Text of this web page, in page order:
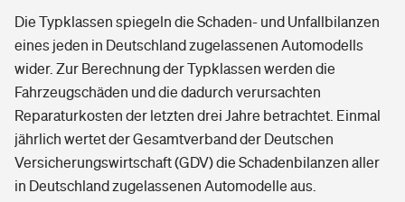
Die Typklassen spiegeln die Schaden- und Unfallbilanzen
eines jeden in Deutschland zugelassenen Automodells
wider. Zur Berechnung der Typklassen werden die
Fahrzeugschäden und die dadurch verursachten
Reparaturkosten der letzten drei Jahre betrachtet. Einmal
jährlich wertet der Gesamtverband der Deutschen
Versicherungswirtschaft (GDV) die Schadenbilanzen aller
in Deutschland zugelassenen Automodelle aus.